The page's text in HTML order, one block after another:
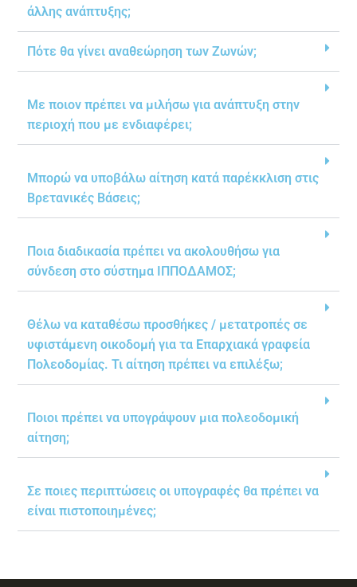
άλλης ανάπτυξης;
Πότε θα γίνει αναθεώρηση των Ζωνών;
Με ποιον πρέπει να μιλήσω για ανάπτυξη στην
περιοχή που με ενδιαφέρει;
Μπορώ να υποβάλω αίτηση κατά παρέκκλιση στις
Βρετανικές Βάσεις;
Ποια διαδικασία πρέπει να ακολουθήσω για
σύνδεση στο σύστημα ΙΠΠΟΔΑΜΟΣ;
Θέλω να καταθέσω προσθήκες / μετατροπές σε
υφιστάμενη οικοδομή για τα Επαρχιακά γραφεία
Πολεοδομίας. Τι αίτηση πρέπει να επιλέξω;
Ποιοι πρέπει να υπογράψουν μια πολεοδομική
αίτηση;
Σε ποιες περιπτώσεις οι υπογραφές θα πρέπει να
είναι πιστοποιημένες;